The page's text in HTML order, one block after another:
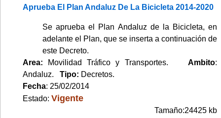
Aprueba El Plan Andaluz De La Bicicleta 2014-2020
Se aprueba el Plan Andaluz de la Bicicleta, en
adelante el Plan, que se inserta a continuación de
este Decreto.
Area: Movilidad Tráfico y Transportes. Ambito:
Andaluz. Tipo: Decretos.
Fecha: 25/02/2014
Estado: Vigente
Tamaño:24425 kb